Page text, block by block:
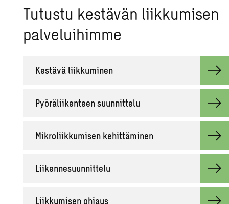
Tu­tus­tu kes­tä­vän liik­ku­mi­sen
pal­ve­lui­him­me
Kes­tä­vä liik­ku­mi­nen
Pyö­rä­lii­ken­teen suun­nit­te­lu
Mik­ro­liik­ku­mi­sen ke­hit­tä­mi­nen
Lii­ken­ne­suun­nit­te­lu
Liik­ku­mi­sen oh­jaus